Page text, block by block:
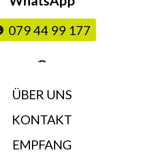
079 44 99 177
ÜBER UNS
KONTAKT
EMPFANG